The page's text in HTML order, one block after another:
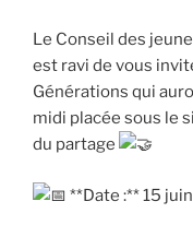
Le Conseil des
est ravi de vous
Générations qui
midi placée sous le
du partage
**Date :** 15 juin